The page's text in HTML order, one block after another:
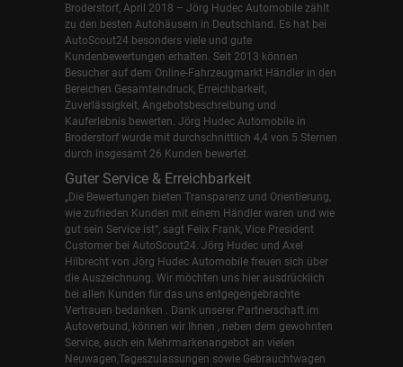
Broderstorf, April 2018 – Jörg Hudec Automobile zählt
zu den besten Autohäusern in Deutschland. Es hat bei
AutoScout24 besonders viele und gute
Kundenbewertungen erhalten. Seit 2013 können
Besucher auf dem Online-Fahrzeugmarkt Händler in den
Bereichen Gesamteindruck, Erreichbarkeit,
Zuverlässigkeit, Angebotsbeschreibung und
Kauferlebnis bewerten. Jörg Hudec Automobile in
Broderstorf wurde mit durchschnittlich 4,4 von 5 Sternen
durch insgesamt 26 Kunden bewertet.
Guter Service & Erreichbarkeit
„Die Bewertungen bieten Transparenz und Orientierung,
wie zufrieden Kunden mit einem Händler waren und wie
gut sein Service ist“, sagt Felix Frank, Vice President
Customer bei AutoScout24. Jörg Hudec und Axel
Hilbrecht von Jörg Hudec Automobile freuen sich über
die Auszeichnung. Wir möchten uns hier ausdrücklich
bei allen Kunden für das uns entgegengebrachte
Vertrauen bedanken . Dank unserer Partnerschaft im
Autoverbund, können wir Ihnen , neben dem gewohnten
Service, auch ein Mehrmarkenangebot an vielen
Neuwagen,Tageszulassungen sowie Gebrauchtwagen